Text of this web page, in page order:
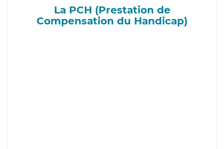
La PCH (Prestation de
Compensation du Handicap)